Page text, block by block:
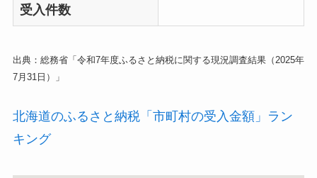
受入件数
出典：総務省「令和7年度ふるさと納税に関する現況調査結果（2025年
7月31日）」
北海道のふるさと納税「市町村の受入金額」ラン
キング